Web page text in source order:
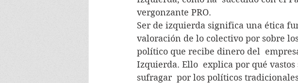
vergonzante PRO.
Ser de izquierda significa una ética
valoración de lo colectivo por sobre
político que recibe dinero del
Izquierda. Ello  explica por qué
sufragar  por los políticos